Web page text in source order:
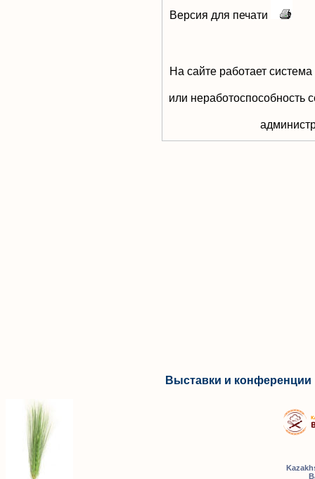
Версия для печати
На сайте работает
или неработоспособность
Выставки и конференции